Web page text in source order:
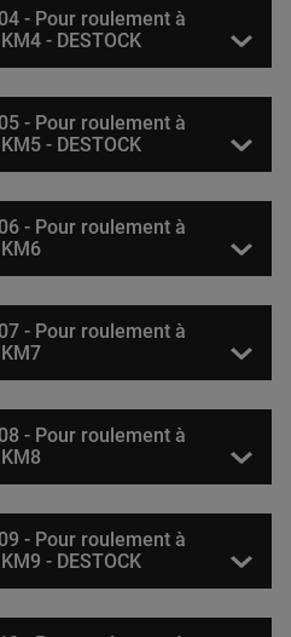
- Pour roulement à
- DESTOCK
- Pour roulement à
- DESTOCK
- Pour roulement à
- Pour roulement à
- Pour roulement à
- Pour roulement à
- DESTOCK